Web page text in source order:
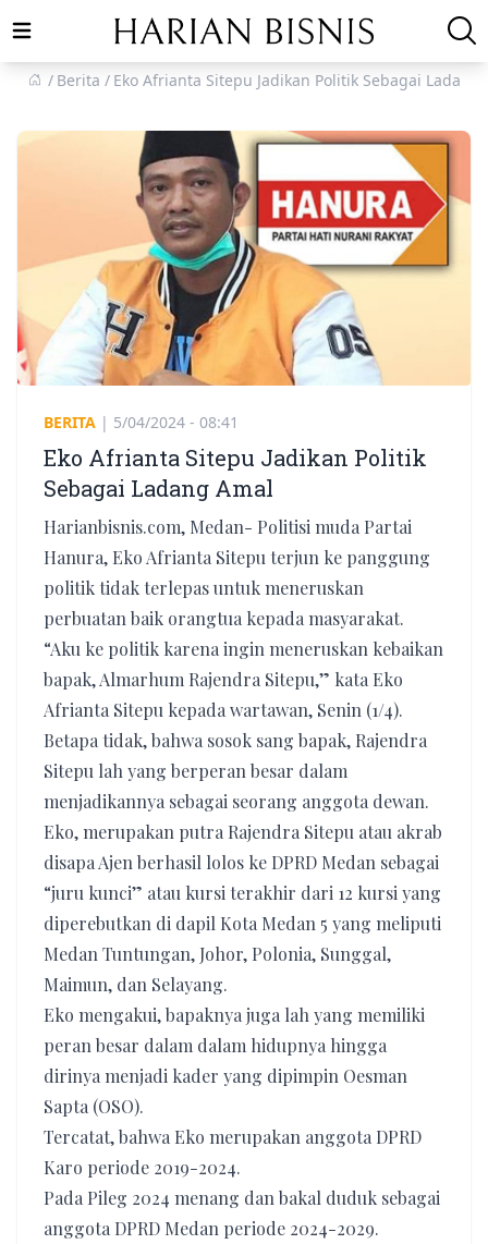
Open main menu
Berita
Eko Afrianta Sitepu Jadikan Politik Sebagai Ladang
BERITA | 5/04/2024 - 08:41
Eko Afrianta Sitepu Jadikan Politik
Sebagai Ladang Amal
Harianbisnis.com, Medan- Politisi muda Partai
Hanura, Eko Afrianta Sitepu terjun ke panggung
politik tidak terlepas untuk meneruskan
perbuatan baik orangtua kepada masyarakat.
“Aku ke politik karena ingin meneruskan kebaikan
bapak, Almarhum Rajendra Sitepu,” kata Eko
Afrianta Sitepu kepada wartawan, Senin (1/4).
Betapa tidak, bahwa sosok sang bapak, Rajendra
Sitepu lah yang berperan besar dalam
menjadikannya sebagai seorang anggota dewan.
Eko, merupakan putra Rajendra Sitepu atau akrab
disapa Ajen berhasil lolos ke DPRD Medan sebagai
“juru kunci” atau kursi terakhir dari 12 kursi yang
diperebutkan di dapil Kota Medan 5 yang meliputi
Medan Tuntungan, Johor, Polonia, Sunggal,
Maimun, dan Selayang.
Eko mengakui, bapaknya juga lah yang memiliki
peran besar dalam dalam hidupnya hingga
dirinya menjadi kader yang dipimpin Oesman
Sapta (OSO).
Tercatat, bahwa Eko merupakan anggota DPRD
Karo periode 2019-2024.
Pada Pileg 2024 menang dan bakal duduk sebagai
anggota DPRD Medan periode 2024-2029.